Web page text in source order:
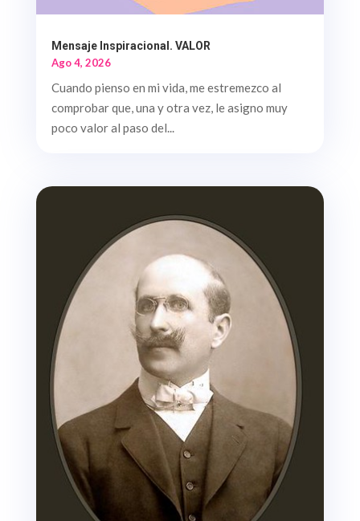
Mensaje Inspiracional. VALOR
Ago 4, 2026
Cuando pienso en mi vida, me estremezco al
comprobar que, una y otra vez, le asigno muy
poco valor al paso del...